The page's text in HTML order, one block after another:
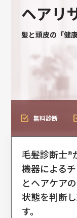
ヘアリ
髪と頭皮の「健
無料診断
毛髪診断士®
機器による
とヘアケア
状態を判断
す。